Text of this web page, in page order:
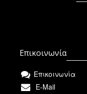
Επικοινωνία
Επικοινωνία
E-Mail